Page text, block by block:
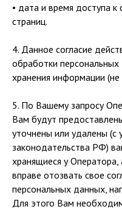
• дата и время доступа
страниц.
4. Данное согласие
обработки
хранения информации
5. По Вашему запросу
Вам будут
уточнены или удалены (с
законодательства РФ)
хранящиеся у
вправе отозвать свое
персональных данных,
Для этого Вам